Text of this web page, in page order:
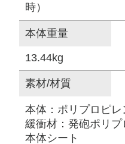
時）
本体重量
13.44kg
素材/材質
本体：ポリプロピレ
緩衝材：発砲ポリ
本体シート